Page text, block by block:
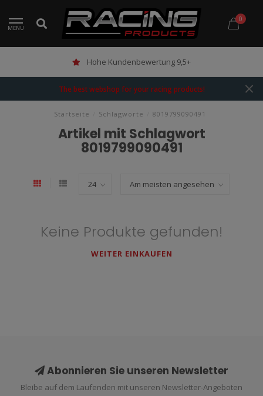
MENU
0
Hohe Kundenbewertung 9,5+
The best webshop for your racing products!
Startseite Schlagworte 8019799090491
Artikel mit Schlagwort
8019799090491
Keine Produkte gefunden!
WEITER EINKAUFEN
Abonnieren Sie unseren Newsletter
Bleibe auf dem Laufenden mit unseren Newsletter-Angeboten